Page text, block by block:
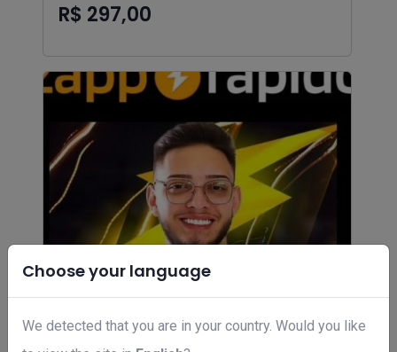
Choose your language
We detected that you are in your country. Would you like
R$ 297,00